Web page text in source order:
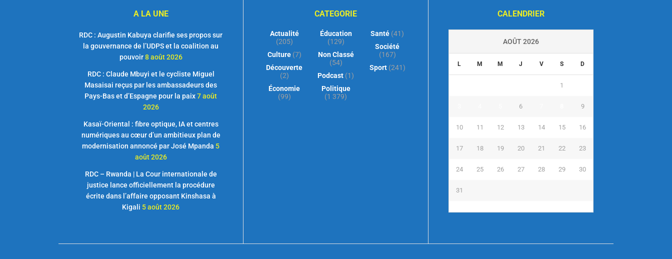
A LA UNE
RDC : Augustin Kabuya clarifie ses propos sur
la gouvernance de l’UDPS et la coalition au
pouvoir 8 août 2026
RDC : Claude Mbuyi et le cycliste Miguel
Masaisai reçus par les ambassadeurs des
Pays-Bas et d’Espagne pour la paix7 août
2026
Kasaï-Oriental : fibre optique, IA et centres
numériques au cœur d’un ambitieux plan de
modernisation annoncé par José Mpanda 5
août 2026
RDC – Rwanda | La Cour internationale de
justice lance officiellement la procédure
écrite dans l’affaire opposant Kinshasa à
Kigali 5 août 2026
CATEGORIE
Actualité
(205)
Culture(7)
Découverte
(2)
Économie
(99)
Éducation
(129)
Non Classé
(54)
Podcast (1)
Politique
(1 379)
Santé (41)
Société
(167)
Sport(241)
CALENDRIER
AOÛT 2026
L M M J V S D
1
6 9
10 11 12 13 14 15 16
17 18 19 20 21 22 23
24 25 26 27 28 29 30
31